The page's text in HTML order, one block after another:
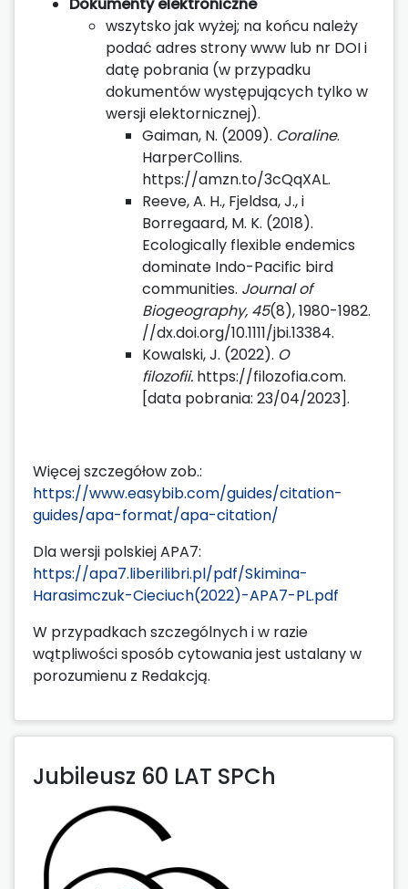
wszytsko jak wyżej; na końcu należy
podać adres strony www lub nr DOI i
datę pobrania (w przypadku
dokumentów występujących tylko w
wersji elektornicznej).
Gaiman, N. (2009). Coraline.
HarperCollins.
https://amzn.to/3cQqXAL.
Reeve, A. H., Fjeldsa, J., i
Borregaard, M. K. (2018).
Ecologically flexible endemics
dominate Indo-Pacific bird
communities. Journal of
Biogeography, 45(8), 1980-1982.
//dx.doi.org/10.1111/jbi.13384.
Kowalski, J. (2022). O
filozofii. https://filozofia.com.
[data pobrania: 23/04/2023].
Więcej szczegółow zob.:
https://www.easybib.com/guides/citation-
guides/apa-format/apa-citation/
Dla wersji polskiej APA7:
https://apa7.liberilibri.pl/pdf/Skimina-
Harasimczuk-Cieciuch(2022)-APA7-PL.pdf
W przypadkach szczególnych i w razie
wątpliwości sposób cytowania jest ustalany w
porozumienu z Redakcją.
Jubileusz 60 LAT SPCh